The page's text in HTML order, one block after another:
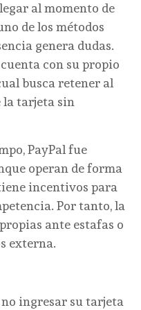
al momento de
de los métodos
genera dudas.
con su propio
busca retener al
la tarjeta sin
PayPal fue
operan de forma
incentivos para
Por tanto, la
ante estafas o
externa.
ingresar su tarjeta